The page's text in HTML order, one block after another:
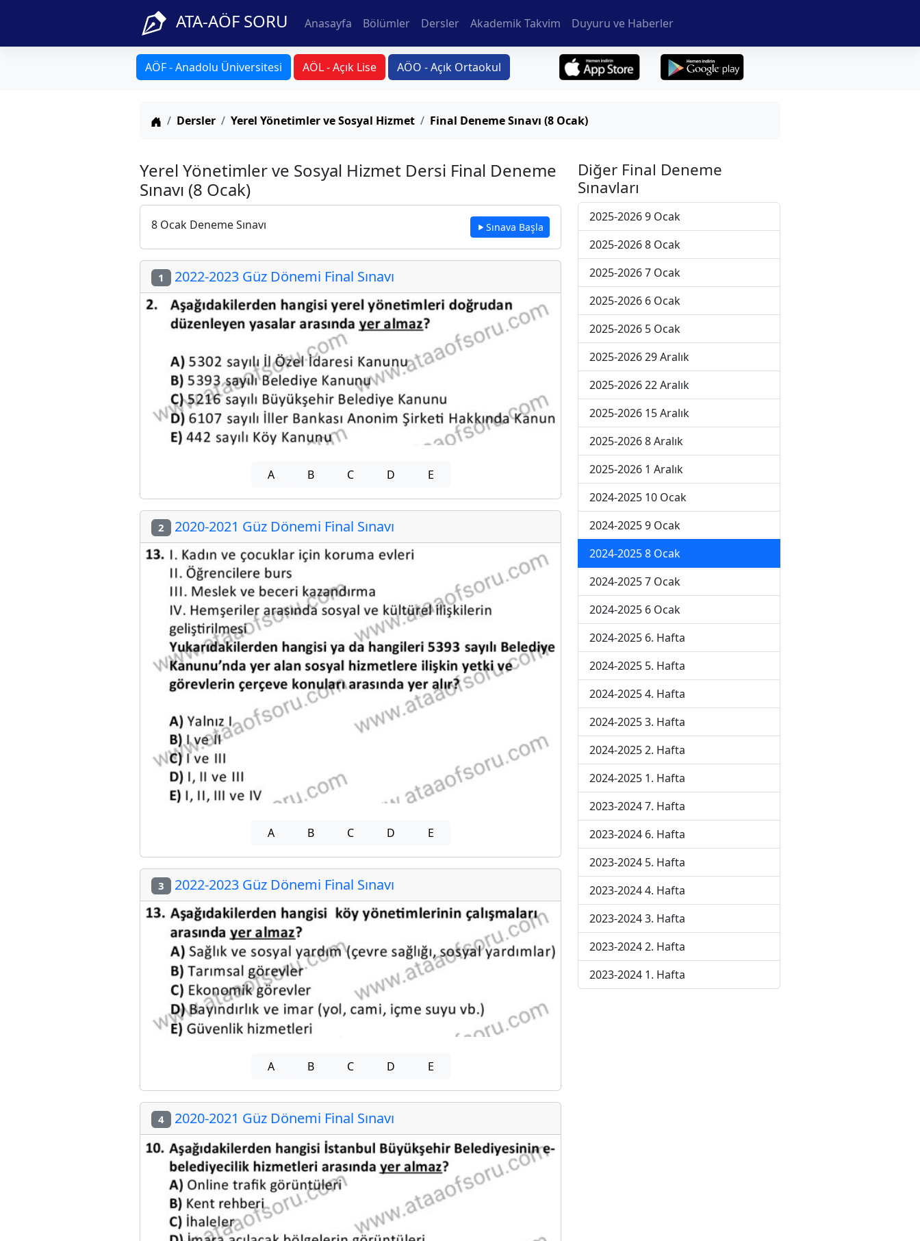
ATA-AÖF SORU Anasayfa Bölümler Dersler Akademik Takvim Duyuru ve Haberler
AÖF - Anadolu Üniversitesi AÖL - Açık Lise AÖO - Açık Ortaokul
Anasayfa
Dersler Yerel Yönetimler ve Sosyal Hizmet Final Deneme Sınavı (8 Ocak)
Yerel Yönetimler ve Sosyal Hizmet Dersi Final Deneme
Sınavı (8 Ocak)
8 Ocak Deneme Sınavı Sınava Başla
1 2022-2023 Güz Dönemi Final Sınavı
A B C D E
2 2020-2021 Güz Dönemi Final Sınavı
A B C D E
3 2022-2023 Güz Dönemi Final Sınavı
A B C D E
4 2020-2021 Güz Dönemi Final Sınavı
Diğer Final Deneme
Sınavları
2025-2026 9 Ocak
2025-2026 8 Ocak
2025-2026 7 Ocak
2025-2026 6 Ocak
2025-2026 5 Ocak
2025-2026 29 Aralık
2025-2026 22 Aralık
2025-2026 15 Aralık
2025-2026 8 Aralık
2025-2026 1 Aralık
2024-2025 10 Ocak
2024-2025 9 Ocak
2024-2025 8 Ocak
2024-2025 7 Ocak
2024-2025 6 Ocak
2024-2025 6. Hafta
2024-2025 5. Hafta
2024-2025 4. Hafta
2024-2025 3. Hafta
2024-2025 2. Hafta
2024-2025 1. Hafta
2023-2024 7. Hafta
2023-2024 6. Hafta
2023-2024 5. Hafta
2023-2024 4. Hafta
2023-2024 3. Hafta
2023-2024 2. Hafta
2023-2024 1. Hafta